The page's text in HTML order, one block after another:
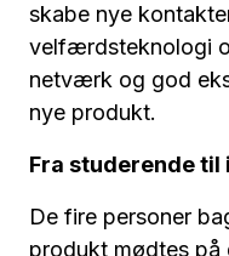
skabe nye
velfærdsteknologi
netværk og god
nye produkt.
Fra studerende
De fire personer
produkt mødtes på